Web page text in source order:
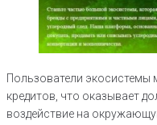
Пользователи экосистемы
кредитов, что оказывает
воздействие на